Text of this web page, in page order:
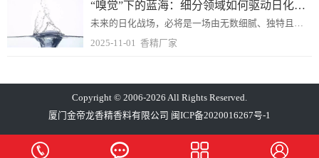
“嗅觉”下的蓝海：细分领域如何驱动日化香精市场持续增长？
未来的日化战场，必将是一场由无数细腻、独特且动人的气味所编织的、关于美好生活的叙事竞赛。
2025-11-01
香精厂家
Copyright © 2006-2026 All Rights Reserved.
厦门金帝龙香精香料有限公司 闽ICP备2020016267号-1